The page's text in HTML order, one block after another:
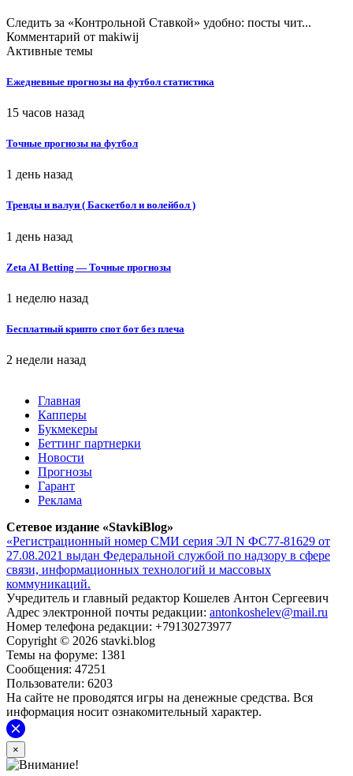
Следить за «Контрольной Ставкой» удобно: посты чит...
Комментарий от makiwij
Активные темы
Ежедневные прогнозы на футбол статистика
15 часов назад
Точные прогнозы на футбол
1 день назад
Тренды и валуи ( Баскетбол и волейбол )
1 день назад
Zeta AI Betting — Точные прогнозы
1 неделю назад
Бесплатный крипто спот бот без плеча
2 недели назад
Главная
Капперы
Букмекеры
Беттинг партнерки
Новости
Прогнозы
Гарант
Реклама
Сетевое издание «StavkiBlog»
«Регистрационный номер СМИ серия ЭЛ N ФС77-81629 от
27.08.2021 выдан Федеральной службой по надзору в сфере
связи, информационных технологий и массовых
коммуникаций.
Учредитель и главный редактор Кошелев Антон Сергеевич
Адрес электронной почты редакции: antonkoshelev@mail.ru
Номер телефона редакции: +79130273977
Copyright © 2026 stavki.blog
Темы на форуме: 1381
Сообщения: 47251
Пользователи: 6203
На сайте не проводятся игры на денежные средства. Вся
информация носит ознакомительный характер.
×